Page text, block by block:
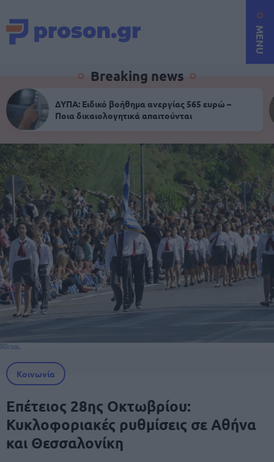
MENU
Breaking news
ΔΥΠΑ: Ειδικό βοήθημα ανεργίας 565 ευρώ –
Ποια δικαιολογητικά απαιτούνται
Κοινωνία
Επέτειος 28ης Οκτωβρίου:
Κυκλοφοριακές ρυθμίσεις σε Αθήνα
και Θεσσαλονίκη